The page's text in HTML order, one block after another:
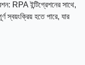
RPA ইন্টিগ্রেশনের সাথে,
স্বয়ংক্রিয় হতে পারে, যার